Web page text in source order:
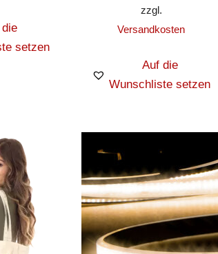
setzen
zzgl.
Versandkosten
Auf die
Wunschliste setzen